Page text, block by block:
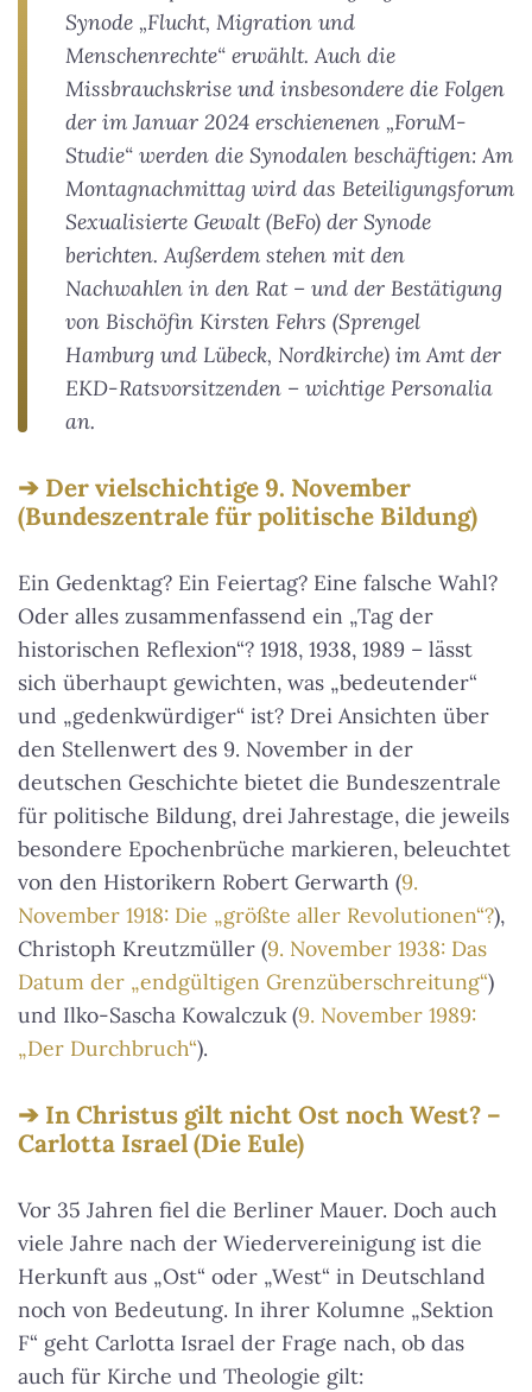
Synode „Flucht, Migration und
Menschenrechte“ erwählt. Auch die
Missbrauchskrise und insbesondere die Folgen
der im Januar 2024 erschienenen „ForuM-
Studie“ werden die Synodalen beschäftigen: Am
Montagnachmittag wird das Beteiligungsforum
Sexualisierte Gewalt (BeFo) der Synode
berichten. Außerdem stehen mit den
Nachwahlen in den Rat – und der Bestätigung
von Bischöfin Kirsten Fehrs (Sprengel
Hamburg und Lübeck, Nordkirche) im Amt der
EKD-Ratsvorsitzenden – wichtige Personalia
an.
Der vielschichtige 9. November
(Bundeszentrale für politische Bildung)
Ein Gedenktag? Ein Feiertag? Eine falsche Wahl?
Oder alles zusammenfassend ein „Tag der
historischen Reflexion“? 1918, 1938, 1989 – lässt
sich überhaupt gewichten, was „bedeutender“
und „gedenkwürdiger“ ist? Drei Ansichten über
den Stellenwert des 9. November in der
deutschen Geschichte bietet die Bundeszentrale
für politische Bildung, drei Jahrestage, die jeweils
besondere Epochenbrüche markieren, beleuchtet
von den Historikern Robert Gerwarth (9.
November 1918: Die „größte aller Revolutionen“?),
Christoph Kreutzmüller (9. November 1938: Das
Datum der „endgültigen Grenzüberschreitung“)
und Ilko-Sascha Kowalczuk (9. November 1989:
„Der Durchbruch“).
In Christus gilt nicht Ost noch West? –
Carlotta Israel (Die Eule)
Vor 35 Jahren fiel die Berliner Mauer. Doch auch
viele Jahre nach der Wiedervereinigung ist die
Herkunft aus „Ost“ oder „West“ in Deutschland
noch von Bedeutung. In ihrer Kolumne „Sektion
F“ geht Carlotta Israel der Frage nach, ob das
auch für Kirche und Theologie gilt: